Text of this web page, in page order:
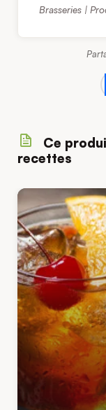
Brasseries |
Ce
recettes